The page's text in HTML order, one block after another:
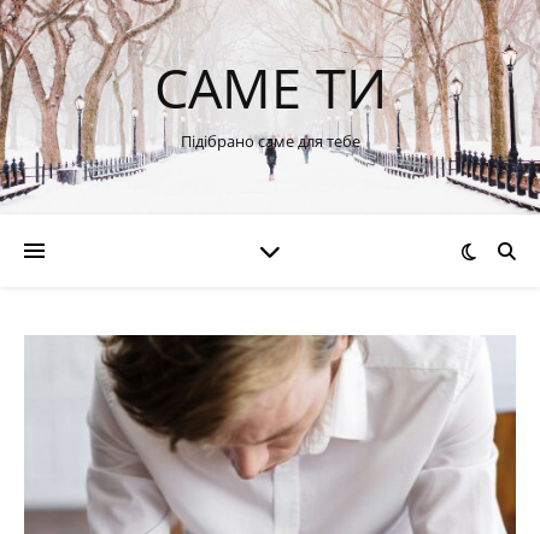
САМЕ ТИ
Підібрано саме для тебе